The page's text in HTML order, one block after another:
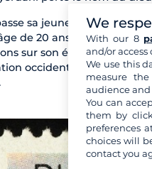
sa jeunesse au cœur
de 20 ans, le jeune
sur son époque
occidentale et le
We
With our 8
and/or
We use this
measure
audience and
You can
them by
preferences
choices will
contact you